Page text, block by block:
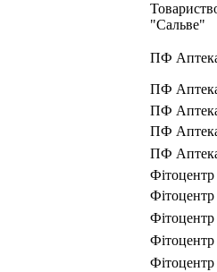
"Сальве"
ПФ
ПФ
ПФ
ПФ
ПФ